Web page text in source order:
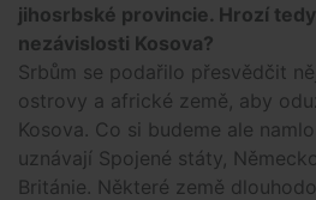
jihosrbské provincie. Hrozí
nezávislosti Kosova?
Srbům se podařilo přesvědčit
ostrovy a africké země, aby
Kosova. Co si budeme ale
uznávají Spojené státy,
Británie. Některé země